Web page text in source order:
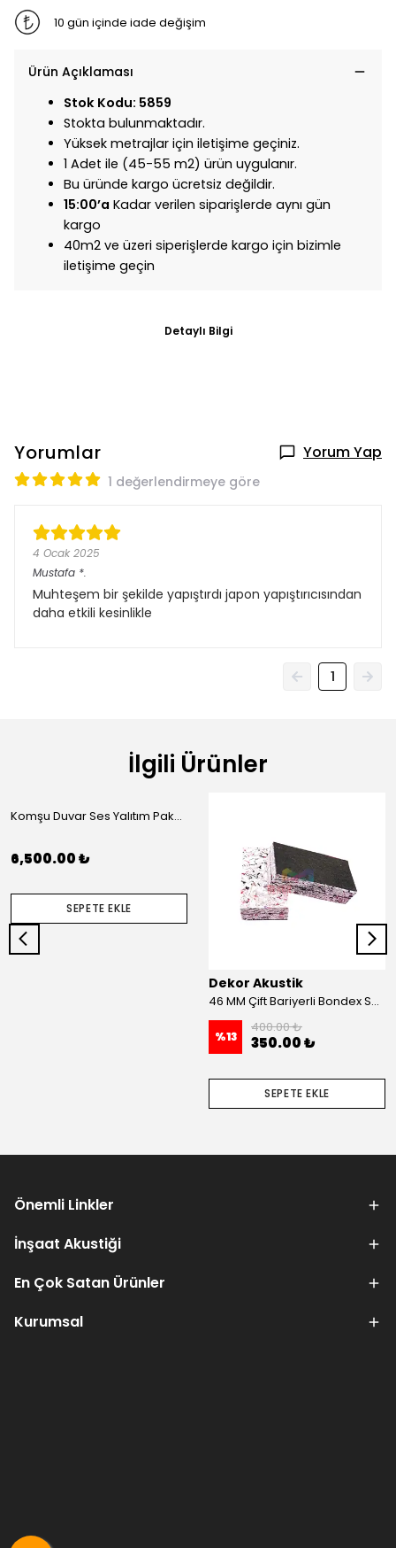
10 gün içinde iade değişim
Ürün Açıklaması
Stok Kodu: 5859
Stokta bulunmaktadır.
Yüksek metrajlar için iletişime geçiniz.
1 Adet ile (45-55 m2) ürün uygulanır.
Bu üründe kargo ücretsiz değildir.
15:00’a Kadar verilen siparişlerde aynı gün
kargo
40m2 ve üzeri siperişlerde kargo için bizimle
iletişime geçin
Detaylı Bilgi
Yorumlar Yorum Yap
1 değerlendirmeye göre
4 Ocak 2025
Mustafa *.
Muhteşem bir şekilde yapıştırdı japon yapıştırıcısından
daha etkili kesinlikle
1
İlgili Ürünler
Komşu Duvar Ses Yalıtım Paketi (L)
6,500.00 ₺
SEPETE EKLE
Dekor Akustik
46 MM Çift Bariyerli Bondex Ses Yalıtım Süngeri 100x50 MM
%13
400.00 ₺
350.00 ₺
SEPETE EKLE
Önemli Linkler
İnşaat Akustiği
En Çok Satan Ürünler
Kurumsal